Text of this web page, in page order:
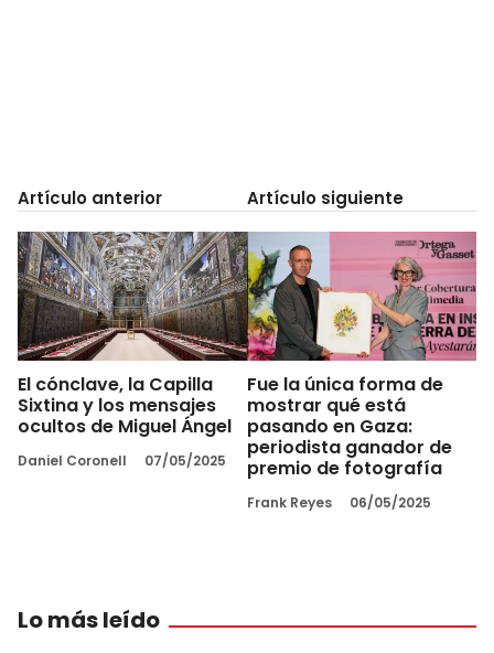
Artículo anterior
El cónclave, la Capilla
Sixtina y los mensajes
ocultos de Miguel Ángel
Daniel Coronell 07/05/2025
Artículo siguiente
Fue la única forma de
mostrar qué está
pasando en Gaza:
periodista ganador de
premio de fotografía
Frank Reyes 06/05/2025
Lo más leído